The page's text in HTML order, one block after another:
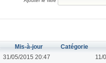
Mis-à-jour Catégorie
31/05/2015 20:47 11/